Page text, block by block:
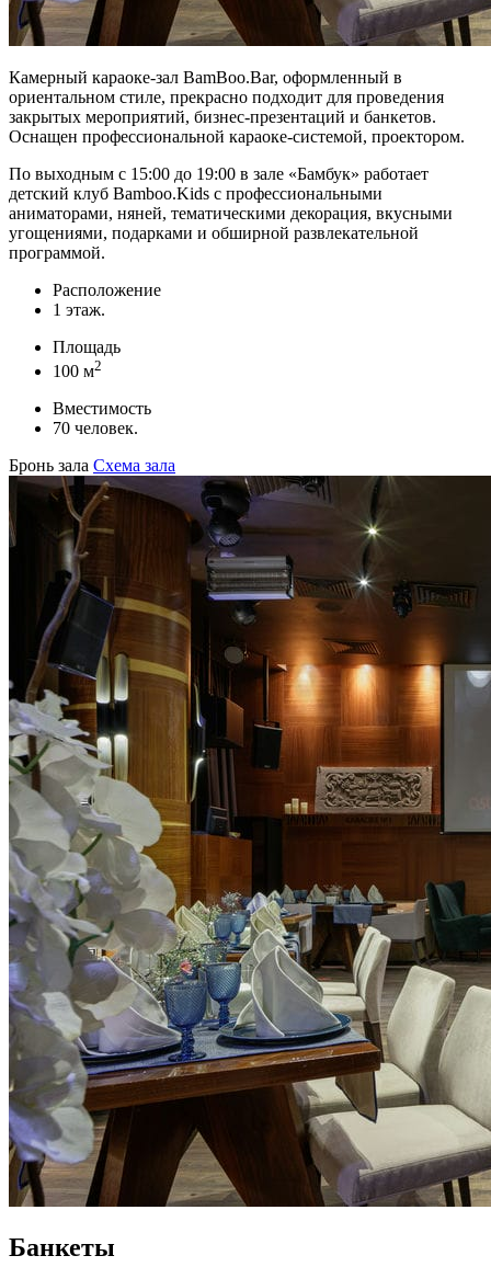
Камерный караоке-зал BamBoo.Bar, оформленный в
ориентальном стиле, прекрасно подходит для проведения
закрытых мероприятий, бизнес-презентаций и банкетов.
Оснащен профессиональной караоке-системой, проектором.
По выходным с 15:00 до 19:00 в зале «Бамбук» работает
детский клуб Bamboo.Kids с профессиональными
аниматорами, няней, тематическими декорация, вкусными
угощениями, подарками и обширной развлекательной
программой.
Расположение
1 этаж.
Площадь
100 м2
Вместимость
70 человек.
Бронь зала Схема зала
Банкеты